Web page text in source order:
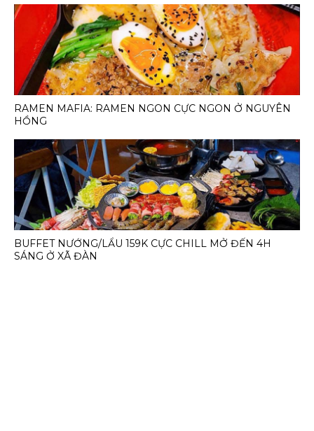
RAMEN MAFIA: RAMEN NGON CỰC NGON Ở NGUYÊN
HỒNG
BUFFET NƯỚNG/LẨU 159K CỰC CHILL MỞ ĐẾN 4H
SÁNG Ở XÃ ĐÀN